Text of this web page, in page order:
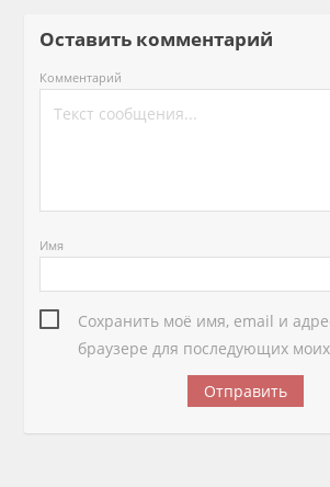
Оставить комментарий
Комментарий
Имя
Сохранить моё имя, email и
браузере для последующих